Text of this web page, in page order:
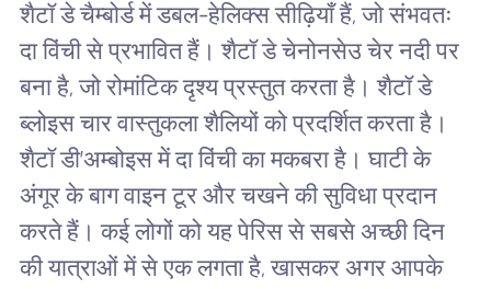
शैटॉ डे चैम्बोर्ड में डबल-हेलिक्स सीढ़ियाँ हैं, जो संभवतः
दा विंची से प्रभावित हैं। शैटॉ डे चेनोनसेउ चेर नदी पर
बना है, जो रोमांटिक दृश्य प्रस्तुत करता है। शैटॉ डे
ब्लोइस चार वास्तुकला शैलियों को प्रदर्शित करता है।
शैटॉ डी’अम्बोइस में दा विंची का मकबरा है। घाटी के
अंगूर के बाग वाइन टूर और चखने की सुविधा प्रदान
करते हैं। कई लोगों को यह पेरिस से सबसे अच्छी दिन
की यात्राओं में से एक लगता है, खासकर अगर आपके